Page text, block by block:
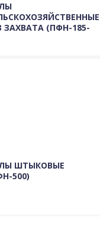
ЗАХВАТА (ПФН-185-
ШТЫКОВЫЕ
500)